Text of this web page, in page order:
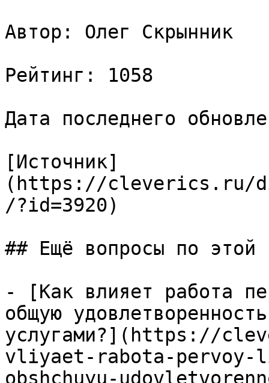
Автор: Олег Скрынник
Рейтинг: 1058
Дата последнего
[Источник]
(https://cleverics.ru/
/?id=3920)
## Ещё вопросы по этой
- [Как влияет работа
общую
услугами?](https://
vliyaet-rabota-
obshchuyu-